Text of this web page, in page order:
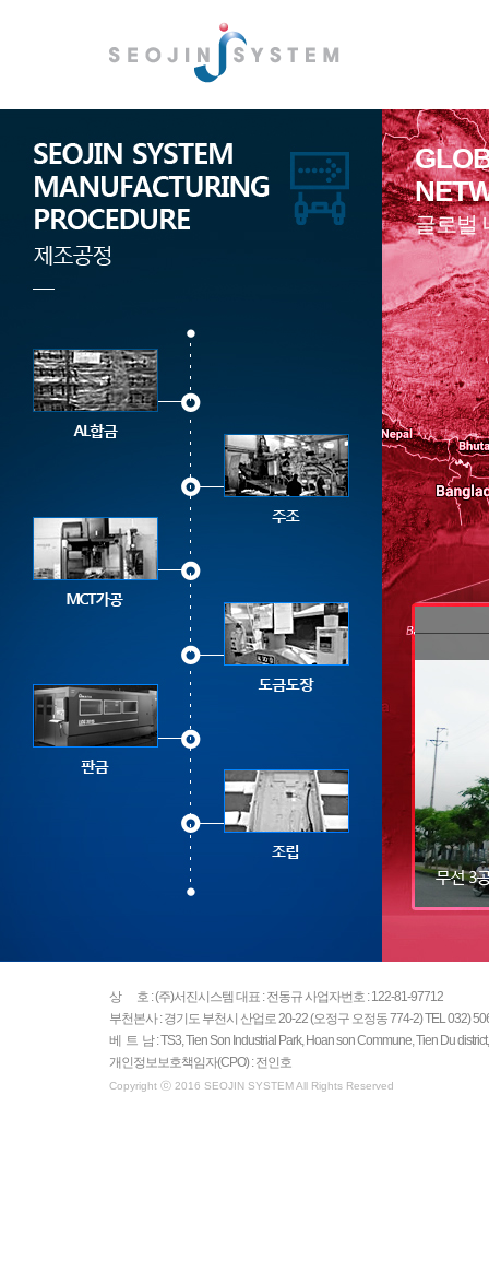
글로벌
상 호 : (주)서진시스템 대표 : 전동규 사업자번호 : 122-81-97712
부천본사 : 경기도 부천시 산업로 20-22 (오정구 오정동 774-2) TEL 032)
베 트 남 : TS3, Tien Son Industrial Park, Hoan son Commune, Tien Du
개인정보보호책임자(CPO) : 전인호
Copyright ⓒ 2016 SEOJIN SYSTEM All Rights Reserved